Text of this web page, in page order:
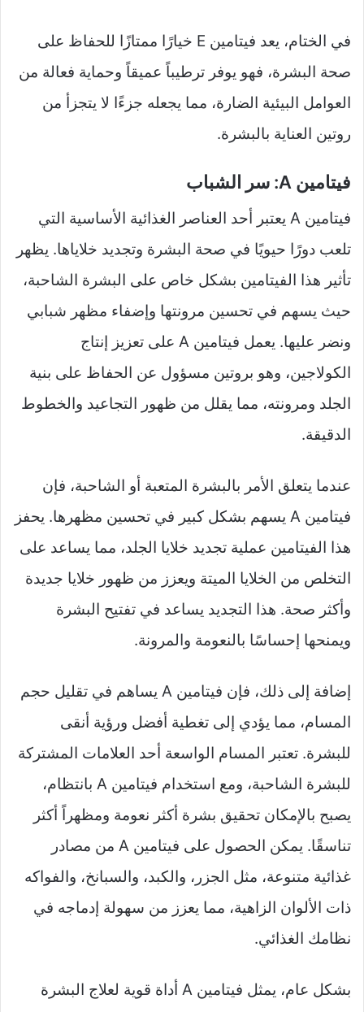
في الختام، يعد فيتامين E خيارًا ممتازًا للحفاظ على
صحة البشرة، فهو يوفر ترطيباً عميقاً وحماية فعالة من
العوامل البيئية الضارة، مما يجعله جزءًا لا يتجزأ من
روتين العناية بالبشرة.
فيتامين A: سر الشباب
فيتامين A يعتبر أحد العناصر الغذائية الأساسية التي
تلعب دورًا حيويًا في صحة البشرة وتجديد خلاياها. يظهر
تأثير هذا الفيتامين بشكل خاص على البشرة الشاحبة،
حيث يسهم في تحسين مرونتها وإضفاء مظهر شبابي
ونضر عليها. يعمل فيتامين A على تعزيز إنتاج
الكولاجين، وهو بروتين مسؤول عن الحفاظ على بنية
الجلد ومرونته، مما يقلل من ظهور التجاعيد والخطوط
الدقيقة.
عندما يتعلق الأمر بالبشرة المتعبة أو الشاحبة، فإن
فيتامين A يسهم بشكل كبير في تحسين مظهرها. يحفز
هذا الفيتامين عملية تجديد خلايا الجلد، مما يساعد على
التخلص من الخلايا الميتة ويعزز من ظهور خلايا جديدة
وأكثر صحة. هذا التجديد يساعد في تفتيح البشرة
ويمنحها إحساسًا بالنعومة والمرونة.
إضافة إلى ذلك، فإن فيتامين A يساهم في تقليل حجم
المسام، مما يؤدي إلى تغطية أفضل ورؤية أنقى
للبشرة. تعتبر المسام الواسعة أحد العلامات المشتركة
للبشرة الشاحبة، ومع استخدام فيتامين A بانتظام،
يصبح بالإمكان تحقيق بشرة أكثر نعومة ومظهراً أكثر
تناسقًا. يمكن الحصول على فيتامين A من مصادر
غذائية متنوعة، مثل الجزر، والكبد، والسبانخ، والفواكه
ذات الألوان الزاهية، مما يعزز من سهولة إدماجه في
نظامك الغذائي.
بشكل عام، يمثل فيتامين A أداة قوية لعلاج البشرة